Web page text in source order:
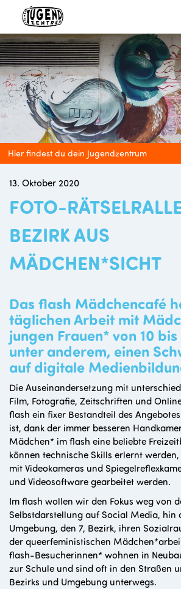
Hier findest du dein Jugendzentrum
13. Oktober 2020
FOTO-
BEZIRK AUS
MÄDCHEN*SICHT
Dasflash Mädchencafé
täglichen Arbeit mit
jungen Frauen* von 10 bis
unter anderem, einen
auf digitale
Die Auseinandersetzung mit
Film, Fotografie, Zeitschriften und
flash ein fixer Bestandteil des
ist, dank der immer besseren
Mädchen* im flash eine beliebte
können technische Skills erlernt
mit Videokameras und
und Videosoftware gearbeitet werden.
Im flash wollen wir den Fokus weg von
Selbstdarstellung auf Social Media, hin
Umgebung, den 7, Bezirk, ihren
der queerfeministischen
flash-Besucherinnen* wohnen in
zur Schule und sind oft in den Straßen
Bezirks und Umgebung unterwegs.